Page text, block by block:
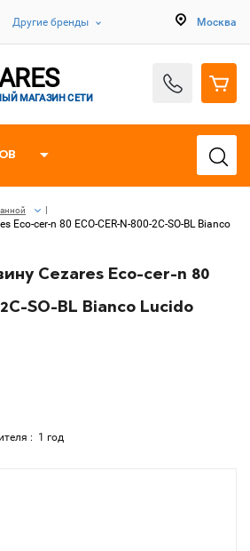
Другие бренды Москва
МАГАЗИН СЕТИ
Eco-cer-n 80 ECO-CER-N-800-2C-SO-BL Bianco
Cezares Eco-cer-n 80
SO-BL Bianco Lucido
: 1 год